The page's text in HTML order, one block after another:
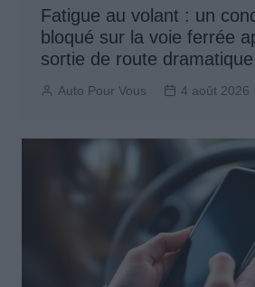
Fatigue au volant : un
bloqué sur la voie ferrée
sortie de route dramatique
Auto Pour Vous 4 août 2026